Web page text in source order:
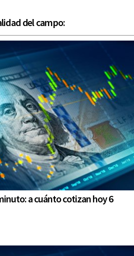
del campo:
a cuánto cotizan hoy 6